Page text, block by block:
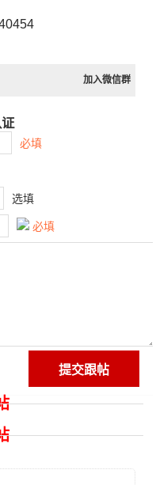
加入微信群
必填
选填
必填